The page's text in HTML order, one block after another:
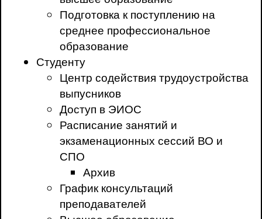
Подготовка к поступлению на
среднее профессиональное
образование
Студенту
Центр содействия трудоустройства
выпусников
Доступ в ЭИОС
Расписание занятий и
экзаменационных сессий ВО и
СПО
Архив
График консультаций
преподавателей